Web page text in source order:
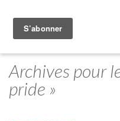
Archives pour
pride »